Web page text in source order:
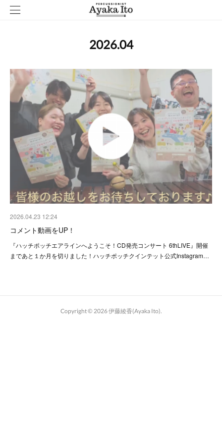
2026.04
2026.04.23 12:24
コメント動画をUP！
『ハッチポッチエアラインへようこそ！CD発売コンサート 6thLIVE』開催
まであと１か月を切りました！ハッチポッチクインテット公式Instagram…
Copyright © 2026伊藤綾香(Ayaka Ito).